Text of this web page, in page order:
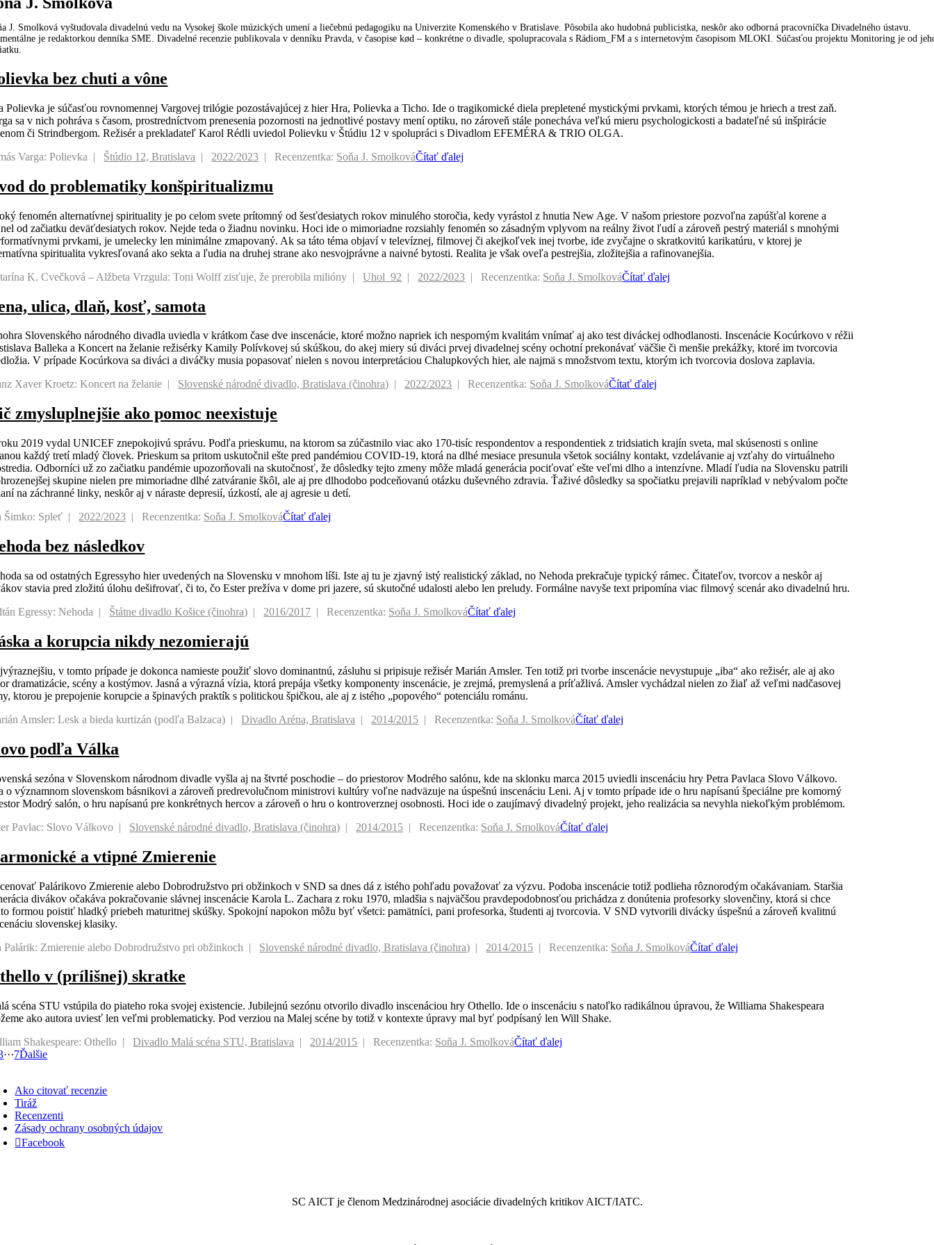
J. Smolková vyštudovala divadelnú vedu na Vysokej škole múzických umení a liečebnú pedagogiku na Univerzite Komenského v Bratislave. Pôsobila ako hudobná publicistka, neskôr ako odborná pracovníčka Divadelného ústavu.
je redaktorkou denníka SME. Divadelné recenzie publikovala v denníku Pravda, v časopise kød – konkrétne o divadle, spolupracovala s Rádiom_FM a s internetovým časopisom MLOKI. Súčasťou projektu Monitoring je od
bez chuti a vône
Polievka je súčasťou rovnomennej Vargovej trilógie pozostávajúcej z hier Hra, Polievka a Ticho. Ide o tragikomické diela prepletené mystickými prvkami, ktorých témou je hriech a trest zaň.
sa v nich pohráva s časom, prostredníctvom prenesenia pozornosti na jednotlivé postavy mení optiku, no zároveň stále ponecháva veľkú mieru psychologickosti a badateľné sú inšpirácie
či Strindbergom. Režisér a prekladateľ Karol Rédli uviedol Polievku v Štúdiu 12 v spolupráci s Divadlom EFEMÉRA & TRIO OLGA.
Varga: Polievka
Štúdio 12, Bratislava 2022/2023 Recenzentka: Soňa J. SmolkováČítať ďalej
do problematiky konšpiritualizmu
fenomén alternatívnej spirituality je po celom svete prítomný od šesťdesiatych rokov minulého storočia, kedy vyrástol z hnutia New Age. V našom priestore pozvoľna zapúšťal korene a
od začiatku deväťdesiatych rokov. Nejde teda o žiadnu novinku. Hoci ide o mimoriadne rozsiahly fenomén so zásadným vplyvom na reálny život ľudí a zároveň pestrý materiál s mnohými
prvkami, je umelecky len minimálne zmapovaný. Ak sa táto téma objaví v televíznej, filmovej či akejkoľvek inej tvorbe, ide zvyčajne o skratkovitú karikatúru, v ktorej je
spiritualita vykresľovaná ako sekta a ľudia na druhej strane ako nesvojprávne a naivné bytosti. Realita je však oveľa pestrejšia, zložitejšia a rafinovanejšia.
K. Cvečková – Alžbeta Vrzgula: Toni Wolff zisťuje, že prerobila milióny
Uhol_92 2022/2023 Recenzentka: Soňa J. SmolkováČítať ďalej
ulica, dlaň, kosť, samota
Slovenského národného divadla uviedla v krátkom čase dve inscenácie, ktoré možno napriek ich nesporným kvalitám vnímať aj ako test diváckej odhodlanosti. Inscenácie Kocúrkovo v réžii
Balleka a Koncert na želanie režisérky Kamily Polívkovej sú skúškou, do akej miery sú diváci prvej divadelnej scény ochotní prekonávať väčšie či menšie prekážky, ktoré im tvorcovia
V prípade Kocúrkova sa diváci a diváčky musia popasovať nielen s novou interpretáciou Chalupkových hier, ale najmä s množstvom textu, ktorým ich tvorcovia doslova zaplavia.
Xaver Kroetz: Koncert na želanie
Slovenské národné divadlo, Bratislava (činohra) 2022/2023 Recenzentka: Soňa J. SmolkováČítať ďalej
zmysluplnejšie ako pomoc neexistuje
2019 vydal UNICEF znepokojivú správu. Podľa prieskumu, na ktorom sa zúčastnilo viac ako 170-tisíc respondentov a respondentiek z tridsiatich krajín sveta, mal skúsenosti s online
každý tretí mladý človek. Prieskum sa pritom uskutočnil ešte pred pandémiou COVID-19, ktorá na dlhé mesiace presunula všetok sociálny kontakt, vzdelávanie aj vzťahy do virtuálneho
Odborníci už zo začiatku pandémie upozorňovali na skutočnosť, že dôsledky tejto zmeny môže mladá generácia pociťovať ešte veľmi dlho a intenzívne. Mladí ľudia na Slovensku patrili
skupine nielen pre mimoriadne dlhé zatváranie škôl, ale aj pre dlhodobo podceňovanú otázku duševného zdravia. Ťaživé dôsledky sa spočiatku prejavili napríklad v nebývalom počte
na záchranné linky, neskôr aj v náraste depresií, úzkostí, ale aj agresie u detí.
Šimko: Spleť
2022/2023 Recenzentka: Soňa J. SmolkováČítať ďalej
bez následkov
sa od ostatných Egressyho hier uvedených na Slovensku v mnohom líši. Iste aj tu je zjavný istý realistický základ, no Nehoda prekračuje typický rámec. Čitateľov, tvorcov a neskôr aj
stavia pred zložitú úlohu dešifrovať, či to, čo Ester prežíva v dome pri jazere, sú skutočné udalosti alebo len preludy. Formálne navyše text pripomína viac filmový scenár ako divadelnú hru.
Egressy: Nehoda
Štátne divadlo Košice (činohra) 2016/2017 Recenzentka: Soňa J. SmolkováČítať ďalej
a korupcia nikdy nezomierajú
v tomto prípade je dokonca namieste použiť slovo dominantnú, zásluhu si pripisuje režisér Marián Amsler. Ten totiž pri tvorbe inscenácie nevystupuje „iba“ ako režisér, ale aj ako
dramatizácie, scény a kostýmov. Jasná a výrazná vízia, ktorá prepája všetky komponenty inscenácie, je zrejmá, premyslená a príťažlivá. Amsler vychádzal nielen zo žiaľ až veľmi nadčasovej
ktorou je prepojenie korupcie a špinavých praktík s politickou špičkou, ale aj z istého „popového“ potenciálu románu.
Amsler: Lesk a bieda kurtizán (podľa Balzaca)
Divadlo Aréna, Bratislava 2014/2015 Recenzentka: Soňa J. SmolkováČítať ďalej
podľa Válka
sezóna v Slovenskom národnom divadle vyšla aj na štvrté poschodie – do priestorov Modrého salónu, kde na sklonku marca 2015 uviedli inscenáciu hry Petra Pavlaca Slovo Válkovo.
o významnom slovenskom básnikovi a zároveň predrevolučnom ministrovi kultúry voľne nadväzuje na úspešnú inscenáciu Leni. Aj v tomto prípade ide o hru napísanú špeciálne pre komorný
Modrý salón, o hru napísanú pre konkrétnych hercov a zároveň o hru o kontroverznej osobnosti. Hoci ide o zaujímavý divadelný projekt, jeho realizácia sa nevyhla niekoľkým problémom.
Pavlac: Slovo Válkovo
Slovenské národné divadlo, Bratislava (činohra) 2014/2015 Recenzentka: Soňa J. SmolkováČítať ďalej
a vtipné Zmierenie
Palárikovo Zmierenie alebo Dobrodružstvo pri obžinkoch v SND sa dnes dá z istého pohľadu považovať za výzvu. Podoba inscenácie totiž podlieha rôznorodým očakávaniam. Staršia
divákov očakáva pokračovanie slávnej inscenácie Karola L. Zachara z roku 1970, mladšia s najväčšou pravdepodobnosťou prichádza z donútenia profesorky slovenčiny, ktorá si chce
formou poistiť hladký priebeh maturitnej skúšky. Spokojní napokon môžu byť všetci: pamätníci, pani profesorka, študenti aj tvorcovia. V SND vytvorili divácky úspešnú a zároveň kvalitnú
slovenskej klasiky.
Palárik: Zmierenie alebo Dobrodružstvo pri obžinkoch
Slovenské národné divadlo, Bratislava (činohra) 2014/2015 Recenzentka: Soňa J. SmolkováČítať ďalej
v (prílišnej) skratke
scéna STU vstúpila do piateho roka svojej existencie. Jubilejnú sezónu otvorilo divadlo inscenáciou hry Othello. Ide o inscenáciu s natoľko radikálnou úpravou, že Williama Shakespeara
ako autora uviesť len veľmi problematicky. Pod verziou na Malej scéne by totiž v kontexte úpravy mal byť podpísaný len Will Shake.
Shakespeare: Othello
Divadlo Malá scéna STU, Bratislava 2014/2015 Recenzentka: Soňa J. SmolkováČítať ďalej
···7Ďalšie
Ako citovať recenzie
Tiráž
Recenzenti
Zásady ochrany osobných údajov
Facebook
SC AICT je členom Medzinárodnej asociácie divadelných kritikov AICT/IATC.